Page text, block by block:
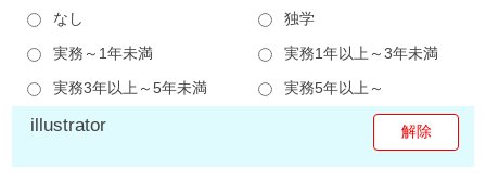
なし
独学
実務～1年未満
実務1年以上～3年未満
実務3年以上～5年未満
実務5年以上～
illustrator